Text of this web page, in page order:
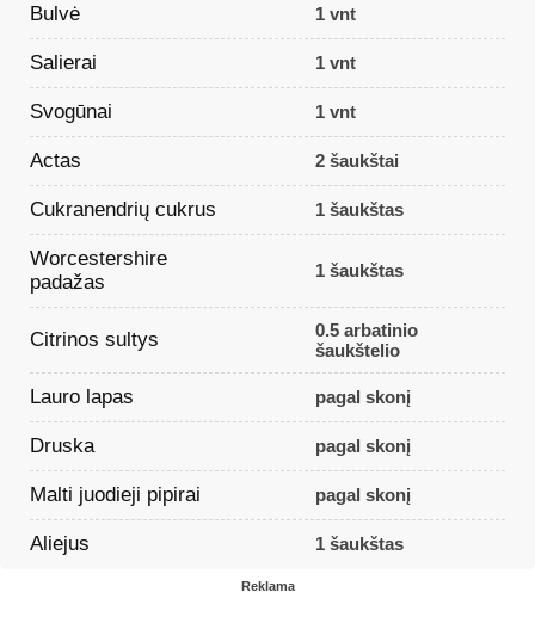
Bulvė 1 vnt
Salierai 1 vnt
Svogūnai 1 vnt
Actas 2 šaukštai
Cukranendrių cukrus 1 šaukštas
Worcestershire
padažas
1 šaukštas
Citrinos sultys
0.5 arbatinio
šaukštelio
Lauro lapas pagal skonį
Druska pagal skonį
Malti juodieji pipirai pagal skonį
Aliejus 1 šaukštas
Reklama